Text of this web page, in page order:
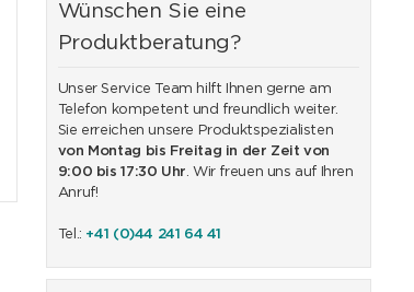
Wünschen Sie eine
Produktberatung?
Unser Service Team hilft Ihnen gerne am
Telefon kompetent und freundlich weiter.
Sie erreichen unsere Produktspezialisten
von Montag bis Freitag in der Zeit von
9:00 bis 17:30 Uhr. Wir freuen uns auf Ihren
Anruf!
Tel.: +41 (0)44 241 64 41